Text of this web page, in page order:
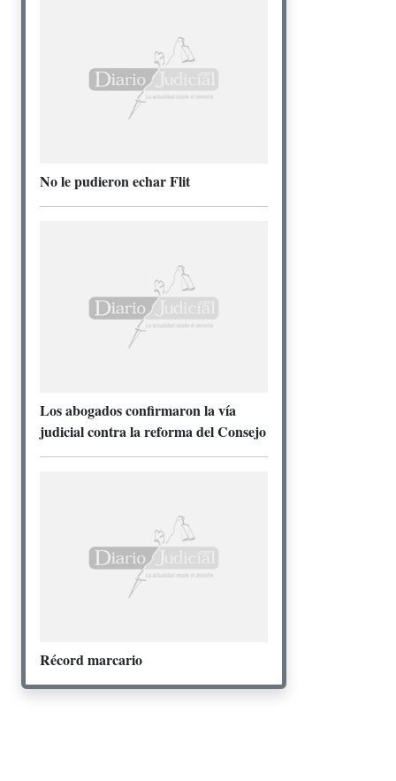
No le pudieron echar Flit
Los abogados confirmaron la vía
judicial contra la reforma del Consejo
Récord marcario